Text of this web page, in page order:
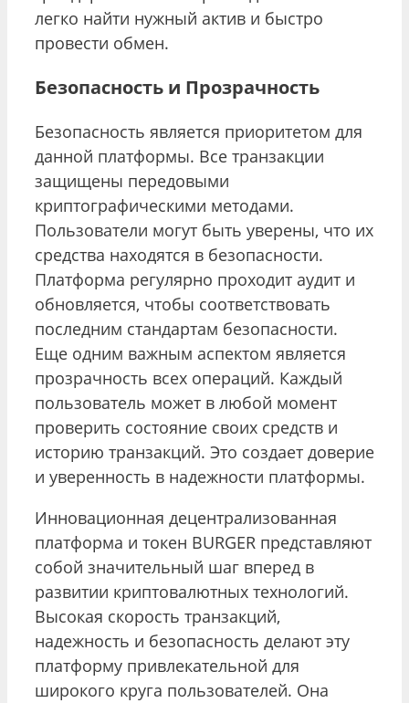
легко найти нужный актив и быстро
провести обмен.
Безопасность и Прозрачность
Безопасность является приоритетом для
данной платформы. Все транзакции
защищены передовыми
криптографическими методами.
Пользователи могут быть уверены, что их
средства находятся в безопасности.
Платформа регулярно проходит аудит и
обновляется, чтобы соответствовать
последним стандартам безопасности.
Еще одним важным аспектом является
прозрачность всех операций. Каждый
пользователь может в любой момент
проверить состояние своих средств и
историю транзакций. Это создает доверие
и уверенность в надежности платформы.
Инновационная децентрализованная
платформа и токен BURGER представляют
собой значительный шаг вперед в
развитии криптовалютных технологий.
Высокая скорость транзакций,
надежность и безопасность делают эту
платформу привлекательной для
широкого круга пользователей. Она